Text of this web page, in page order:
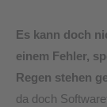
Es kann doch
einem Fehler,
Regen stehen
da doch